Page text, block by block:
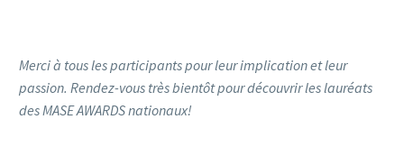
Merci à tous les participants pour leur implication et leur
passion. Rendez-vous très bientôt pour découvrir les lauréats
des MASE AWARDS nationaux!